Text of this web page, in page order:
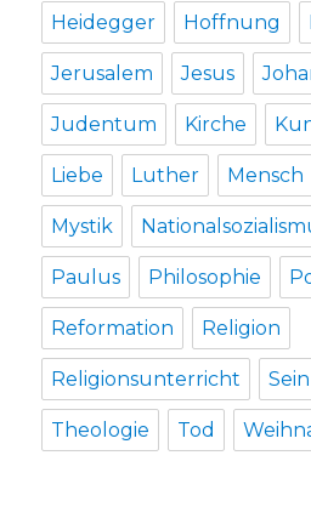
Heidegger Hoffnung
Jerusalem Jesus
Judentum Kirche
Liebe Luther Mensch
Mystik
Paulus Philosophie
Reformation Religion
Religionsunterricht Sein
Theologie Tod